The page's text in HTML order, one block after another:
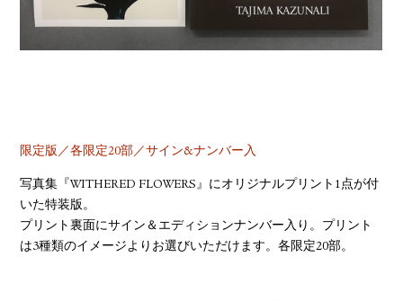
限定版／各限定20部／サイン&ナンバー入
写真集『WITHERED FLOWERS』にオリジナルプリント1点が付
いた特装版。
プリント裏面にサイン＆エディションナンバー入り。プリント
は3種類のイメージよりお選びいただけます。各限定20部。
YOUTUBE